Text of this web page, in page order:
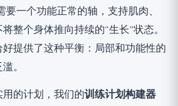
要一个功能正常的轴，支持肌肉、
整个身体推向持续的“生长”状态。
提供了这种平衡：局部和功能性的
。
的计划，我们的训练计划构建器